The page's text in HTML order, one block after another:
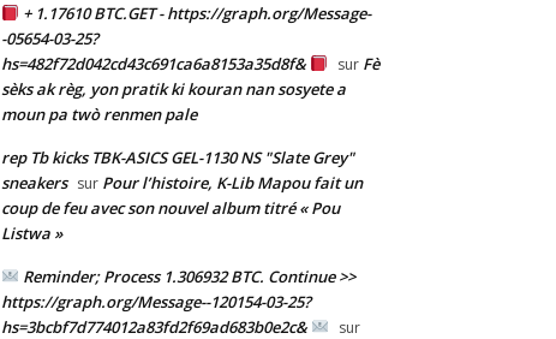
+ 1.17610 BTC.GET - https://graph.org/Message-
-05654-03-25?
hs=482f72d042cd43c691ca6a8153a35d8f&
sur Fè
sèks ak règ, yon pratik ki kouran nan sosyete a
moun pa twò renmen pale
rep Tb kicks TBK-ASICS GEL-1130 NS "Slate Grey"
sneakers sur Pour l’histoire, K-Lib Mapou fait un
coup de feu avec son nouvel album titré « Pou
Listwa »
Reminder; Process 1.306932 BTC. Continue >>
https://graph.org/Message--120154-03-25?
hs=3bcbf7d774012a83fd2f69ad683b0e2c&
sur